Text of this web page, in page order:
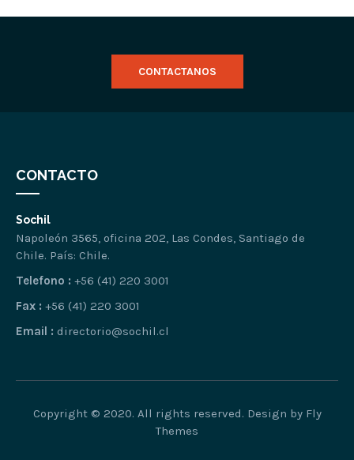
CONTACTANOS
CONTACTO
Sochil
Napoleón 3565, oficina 202, Las Condes, Santiago de
Chile. País: Chile.
Telefono : +56 (41) 220 3001
Fax : +56 (41) 220 3001
Email : directorio@sochil.cl
Copyright © 2020. All rights reserved. Design by Fly
Themes